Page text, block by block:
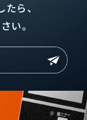
ら、
い。